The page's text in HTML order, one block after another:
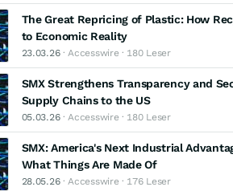
The Great Repricing of Plastic: How
to Economic Reality
23.03.26· Accesswire · 180 Leser
SMX Strengthens Transparency and
Supply Chains to the US
05.03.26· Accesswire · 180 Leser
SMX: America's Next Industrial
What Things Are Made Of
28.05.26· Accesswire · 176 Leser